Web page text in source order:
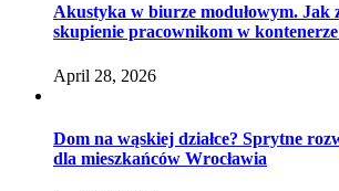
Akustyka w biurze modułowym. Jak
skupienie pracownikom w
April 28, 2026
Dom na wąskiej działce? Sprytne
dla mieszkańców Wrocławia